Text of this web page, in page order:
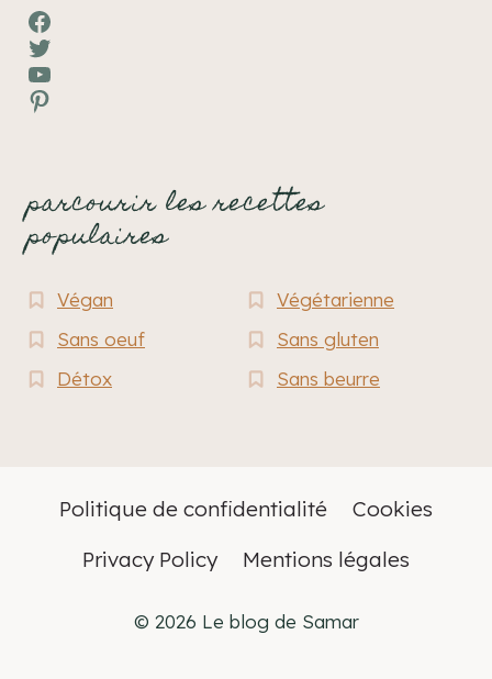
Facebook
Twitter
YouTube
Pinterest
parcourir les recettes
populaires
Végan
Végétarienne
Sans oeuf
Sans gluten
Détox
Sans beurre
Politique de confidentialité
Cookies
Privacy Policy
Mentions légales
© 2026 Le blog de Samar